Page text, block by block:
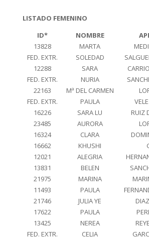
LISTADO FEMENINO
ID*
NOMBRE
13828
MARTA
FED. EXTR.
SOLEDAD
12288
SARA
FED. EXTR.
NURIA
22163
Mª DEL CARMEN
FED. EXTR.
PAULA
16226
SARA LU RUIZ
23485
AURORA
16324
CLARA
16662
KHUSHI
12021
ALEGRIA
13831
BELEN
21975
MARINA
11493
PAULA
21746
JULIA YE
17622
PAULA
13425
NEREA
FED. EXTR.
CELIA